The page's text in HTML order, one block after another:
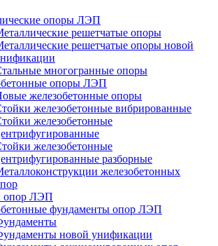
опоры ЛЭП
решетчатые опоры
решетчатые опоры новой
многогранные опоры
опоры ЛЭП
железобетонные опоры
железобетонные вибрированные
железобетонные
железобетонные
разборные
железобетонных
опор ЛЭП
фундаменты опор ЛЭП
новой унификации